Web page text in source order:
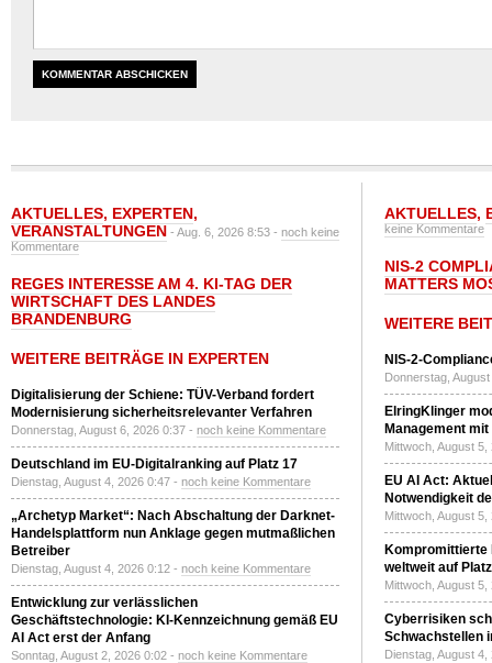
AKTUELLES, EXPERTEN,
VERANSTALTUNGEN - Aug. 6, 2026 8:53 - noch keine
Kommentare
REGES INTERESSE AM 4. KI-TAG DER
WIRTSCHAFT DES LANDES
BRANDENBURG
WEITERE BEITRÄGE IN EXPERTEN
Digitalisierung der Schiene: TÜV-Verband fordert
Modernisierung sicherheitsrelevanter Verfahren
Donnerstag, August 6, 2026 0:37 - noch keine Kommentare
Deutschland im EU-Digitalranking auf Platz 17
Dienstag, August 4, 2026 0:47 - noch keine Kommentare
„Archetyp Market“: Nach Abschaltung der Darknet-
Handelsplattform nun Anklage gegen mutmaßlichen
Betreiber
Dienstag, August 4, 2026 0:12 - noch keine Kommentare
Entwicklung zur verlässlichen
Geschäftstechnologie: KI-Kennzeichnung gemäß EU
AI Act erst der Anfang
Sonntag, August 2, 2026 0:02 - noch keine Kommentare
AKTUELLES,
keine Kommentare
NIS-2
MATTERS
WEITERE
NIS-2-
Donnerstag,
ElringKlinger
Management
Mittwoch, August
EU AI Act:
Notwendigkeit
Mittwoch, August
Kompromittierte
weltweit auf
Mittwoch, August
Cyberrisiken
Schwachstellen
Dienstag, August